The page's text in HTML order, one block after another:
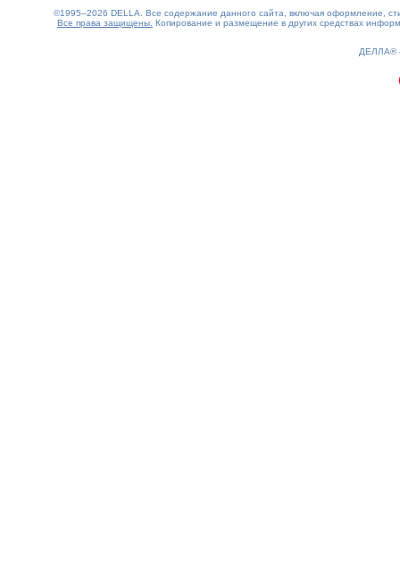
©1995–2026 DELLA. Все содержание данного сайта, включая оформление,
Все права защищены. Копирование и размещение в других средствах